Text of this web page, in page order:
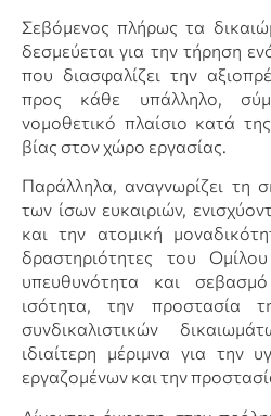
Σεβόμενος πλήρως τα
δεσμεύεται για την τήρηση
που διασφαλίζει την
προς κάθε υπάλληλο,
νομοθετικό πλαίσιο κατά
βίας στον χώρο εργασίας.
Παράλληλα, αναγνωρίζει τη
των ίσων ευκαιριών,
και την ατομική
δραστηριότητες του
υπευθυνότητα και
ισότητα, την προστασία
συνδικαλιστικών
ιδιαίτερη μέριμνα για την
εργαζομένων και την